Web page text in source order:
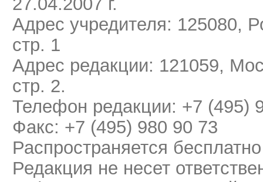
Адрес учредителя: 125080,
стр. 1
Адрес редакции: 121059,
стр. 2.
Телефон редакции: +7 (495)
Факс: +7 (495) 980 90 73
Распространяется бесплатно
Редакция не несет